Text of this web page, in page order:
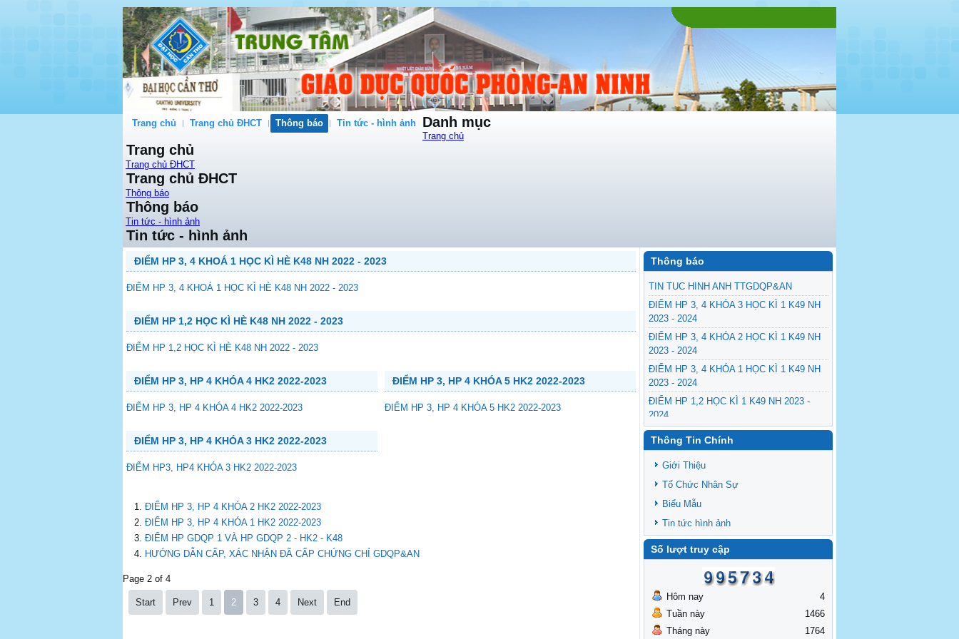
Trang chủ Trang chủ ĐHCT Thông báo Tin tức - hình ảnh Danh mục
Trang chủ
Trang chủ
Trang chủ ĐHCT
Trang chủ ĐHCT
Thông báo
Thông báo
Tin tức - hình ảnh
Tin tức - hình ảnh
ĐIỂM HP 3, 4 KHOÁ 1 HỌC KÌ HÈ K48 NH 2022 - 2023
ĐIỂM HP 3, 4 KHOÁ 1 HỌC KÌ HÈ K48 NH 2022 - 2023
ĐIỂM HP 1,2 HỌC KÌ HÈ K48 NH 2022 - 2023
ĐIỂM HP 1,2 HỌC KÌ HÈ K48 NH 2022 - 2023
ĐIỂM HP 3, HP 4 KHÓA 4 HK2 2022-2023
ĐIỂM HP 3, HP 4 KHÓA 4 HK2 2022-2023
ĐIỂM HP 3, HP 4 KHÓA 5 HK2 2022-2023
ĐIỂM HP 3, HP 4 KHÓA 5 HK2 2022-2023
ĐIỂM HP 3, HP 4 KHÓA 3 HK2 2022-2023
ĐIỂM HP3, HP4 KHÓA 3 HK2 2022-2023
ĐIỂM HP 3, HP 4 KHÓA 2 HK2 2022-2023
ĐIỂM HP 3, HP 4 KHÓA 1 HK2 2022-2023
ĐIỂM HP GDQP 1 VÀ HP GDQP 2 - HK2 - K48
HƯỚNG DẪN CẤP, XÁC NHẬN ĐÃ CẤP CHỨNG CHỈ GDQP&AN
Page 2 of 4
Start Prev 1 2 3 4 Next End
Thông báo
TIN TUC HINH ANH TTGDQP&AN
ĐIỂM HP 3, 4 KHÓA 3 HỌC KÌ 1 K49 NH
2023 - 2024
ĐIỂM HP 3, 4 KHÓA 2 HỌC KÌ 1 K49 NH
2023 - 2024
ĐIỂM HP 3, 4 KHÓA 1 HỌC KÌ 1 K49 NH
2023 - 2024
ĐIỂM HP 1,2 HỌC KÌ 1 K49 NH 2023 -
2024
Thông Tin Chính
Giới Thiệu
Tổ Chức Nhân Sự
Biểu Mẫu
Tin tức hình ảnh
Số lượt truy cập
Hôm nay
Tuần này
Tháng này
4
1466
1764